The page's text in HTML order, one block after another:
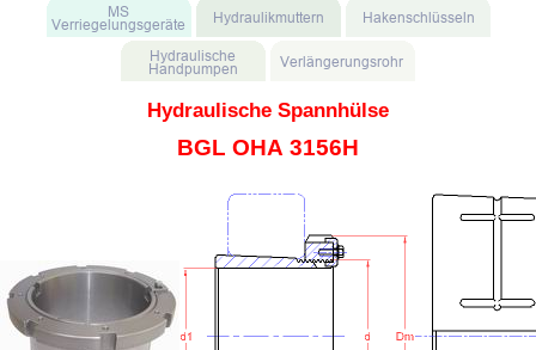
Hydraulische Spannhülse
BGL OHA 3156H